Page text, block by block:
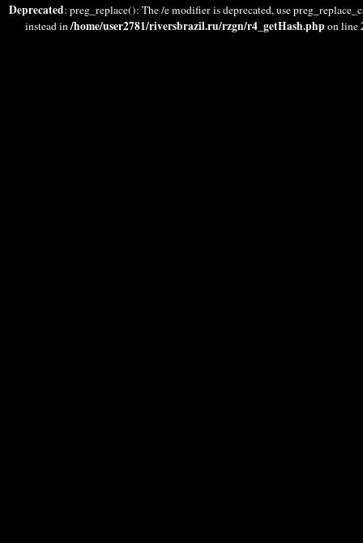
Deprecated: preg_replace(): The /e modifier is deprecated, use
instead in/home/user2781/riversbrazil.ru/rzgn/r4_getHash.php on line